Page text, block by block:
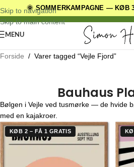
🌞 SOMMERKAMPAGNE — KØB
Skip to navigation
Skip to main content
DANSKE ORIGINALE
MENU
Forside / Varer tagged “Vejle Fjord”
Bauhaus
Bølgen i Vejle ved tusmørke — de hvide
med en kajakroer.
KØB 2 – FÅ 1 GRATIS